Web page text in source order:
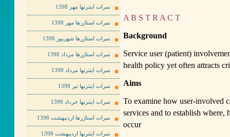
A B S T R A C T
Background
Service user (patient)
health policy yet often attracts
Aims
To examine how user-involved
services and to establish
occur
نمرات اینترنها مهر 1398
نمرات استاژرها مهر 1398
نمرات استاژرها شهریور 1398
نمرات استاژرها مرداد 1398
نمرات اینترنها مرداد 1398
نمرات اینترنها تیر 1398
نمرات اینترنها خرداد 1398
نمرات استاژرها اردیبهشت 1398
نمرات اینترنها اردیبهشت 1398